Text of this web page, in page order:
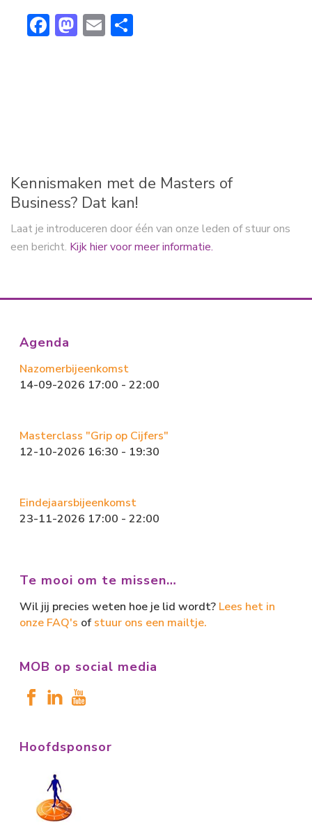
F M E
Kennismaken met de Masters of
Business? Dat kan!
Laat je introduceren door één van onze leden of stuur ons
een bericht. Kijk hier voor meer informatie.
Agenda
Nazomerbijeenkomst
14-09-2026 17:00 - 22:00
Masterclass "Grip op Cijfers"
12-10-2026 16:30 - 19:30
Eindejaarsbijeenkomst
23-11-2026 17:00 - 22:00
Te mooi om te missen…
Wil jij precies weten hoe je lid wordt? Lees het in
onze FAQ's of stuur ons een mailtje.
MOB op social media
Hoofdsponsor